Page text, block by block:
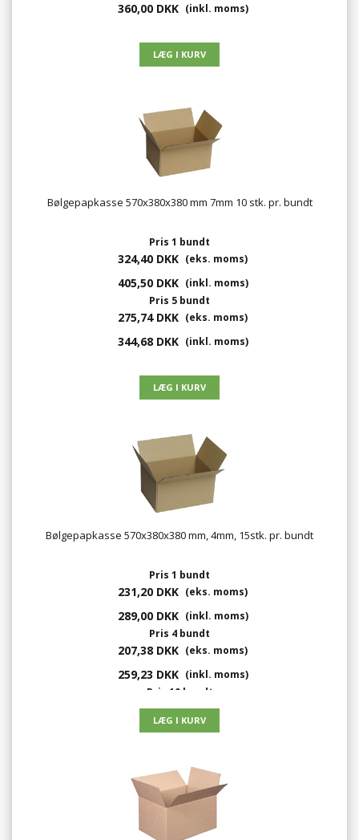
360,00 DKK (inkl. moms)
Bølgepapkasse 570x380x380 mm 7mm 10 stk. pr. bundt
Pris 1 bundt
324,40 DKK (eks. moms)
405,50 DKK (inkl. moms)
Pris 5 bundt
275,74 DKK (eks. moms)
344,68 DKK (inkl. moms)
Bølgepapkasse 570x380x380 mm, 4mm, 15stk. pr. bundt
Pris 1 bundt
231,20 DKK (eks. moms)
289,00 DKK (inkl. moms)
Pris 4 bundt
207,38 DKK (eks. moms)
259,23 DKK (inkl. moms)
Pris 10 bundt
197,95 DKK (eks. moms)
247,44 DKK (inkl. moms)
208,08 DKK (eks. moms)
260,10 DKK (inkl. moms)